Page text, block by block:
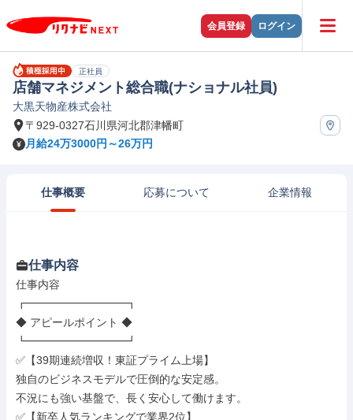
会員登録 ログイン
正社員
店舗マネジメント総合職(ナショナル社員)
大黒天物産株式会社
〒929-0327石川県河北郡津幡町
月給24万3000円～26万円
仕事概要 応募について 企業情報
仕事内容
仕事内容
┏━━━━━━━━━┓
◆ アピールポイント ◆
┗━━━━━━━━━┛
✅【39期連続増収！東証プライム上場】
独自のビジネスモデルで圧倒的な安定感。
不況にも強い基盤で、長く安心して働けます。
✅【新卒人気ランキングで業界2位】